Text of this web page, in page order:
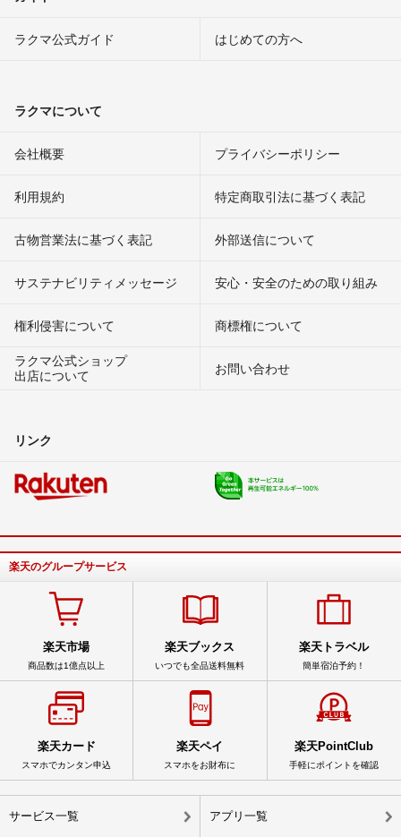
ラクマ公式ガイド はじめての方へ
ラクマについて
会社概要 プライバシーポリシー
利用規約 特定商取引法に基づく表記
古物営業法に基づく表記 外部送信について
サステナビリティメッセージ 安心・安全のための取り組み
権利侵害について
商標権について
ラクマ公式ショップ
出店について
お問い合わせ
リンク
楽天のグループサービス
楽天市場
商品数は1億点以上
楽天ブックス
いつでも全品送料無料
楽天トラベル
簡単宿泊予約！
楽天カード
スマホでカンタン申込
楽天ペイ
スマホをお財布に
楽天PointClub
手軽にポイントを確認
サービス一覧 アプリ一覧